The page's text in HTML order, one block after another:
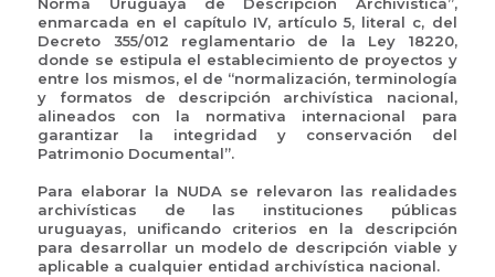
enmarcada en el capítulo IV, artículo 5, literal c, del
Decreto 355/012 reglamentario de la Ley 18220,
donde se estipula el establecimiento de proyectos y
entre los mismos, el de “normalización, terminología
y formatos de descripción archivística nacional,
alineados con la normativa internacional para
garantizar la integridad y conservación del
Patrimonio Documental”.
Para elaborar la NUDA se relevaron las realidades
archivísticas de las instituciones públicas
uruguayas, unificando criterios en la descripción
para desarrollar un modelo de descripción viable y
aplicable a cualquier entidad archivística nacional.